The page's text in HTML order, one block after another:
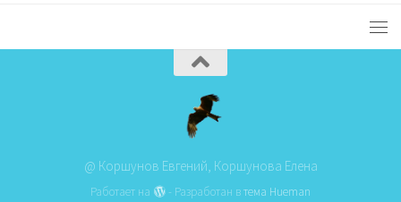
@ Коршунов Евгений, Коршунова Елена
Работает на - Разработан втема Hueman